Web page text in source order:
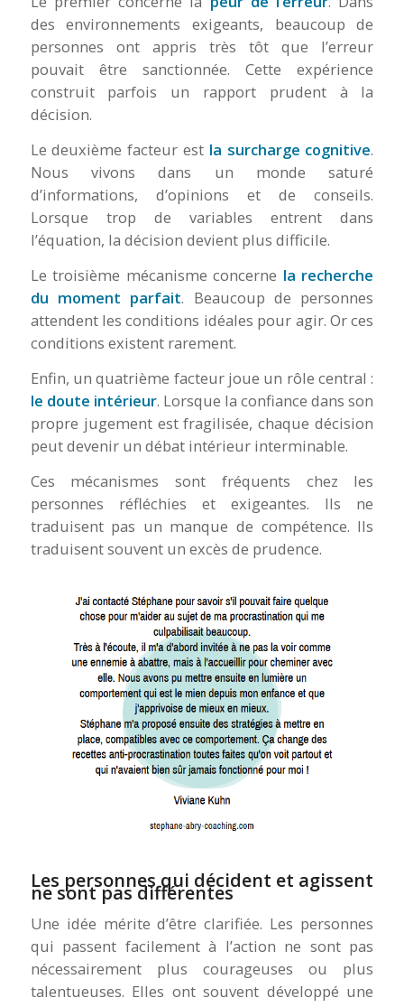
des environnements exigeants, beaucoup de
personnes ont appris très tôt que l’erreur
pouvait être sanctionnée. Cette expérience
construit parfois un rapport prudent à la
décision.
Le deuxième facteur est la surcharge cognitive.
Nous vivons dans un monde saturé
d’informations, d’opinions et de conseils.
Lorsque trop de variables entrent dans
l’équation, la décision devient plus difficile.
Le troisième mécanisme concerne la recherche
du moment parfait. Beaucoup de personnes
attendent les conditions idéales pour agir. Or ces
conditions existent rarement.
Enfin, un quatrième facteur joue un rôle central :
le doute intérieur. Lorsque la confiance dans son
propre jugement est fragilisée, chaque décision
peut devenir un débat intérieur interminable.
Ces mécanismes sont fréquents chez les
personnes réfléchies et exigeantes. Ils ne
traduisent pas un manque de compétence. Ils
traduisent souvent un excès de prudence.
Les personnes qui décident et agissent
ne sont pas différentes
Une idée mérite d’être clarifiée. Les personnes
qui passent facilement à l’action ne sont pas
nécessairement plus courageuses ou plus
talentueuses. Elles ont souvent développé une